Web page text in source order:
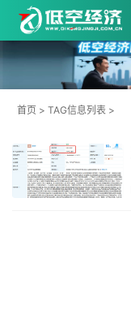
首页 > TAG信息列表 >